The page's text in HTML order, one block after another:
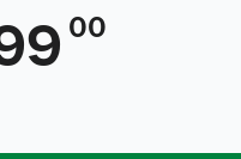
00